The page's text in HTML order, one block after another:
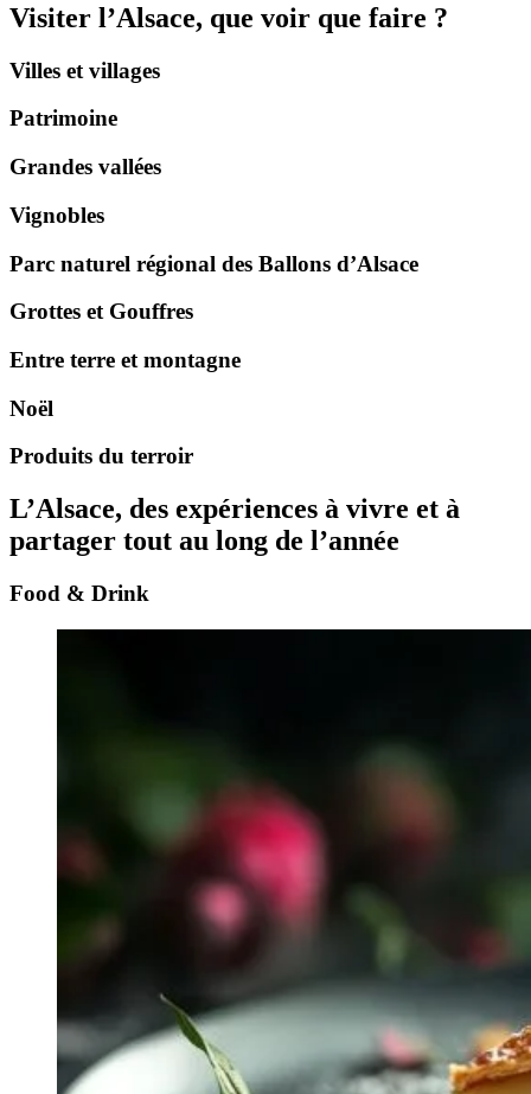
Visiter l’Alsace, que voir que faire ?
Villes et villages
Patrimoine
Grandes vallées
Vignobles
Parc naturel régional des Ballons d’Alsace
Grottes et Gouffres
Entre terre et montagne
Noël
Produits du terroir
L’Alsace, des expériences à vivre et à
partager tout au long de l’année
Food & Drink